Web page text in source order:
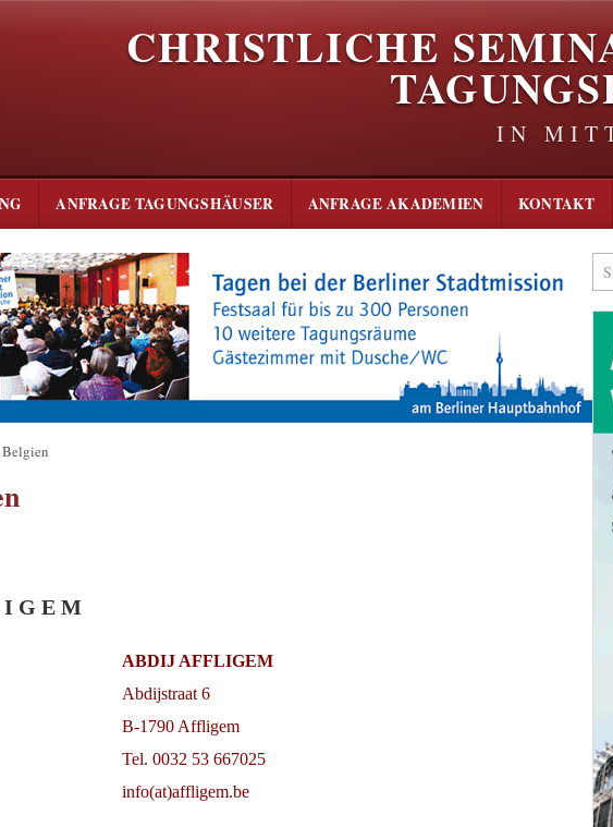
CHRISTLICHE
IN
ANFRAGE TAGUNGSHÄUSER ANFRAGE AKADEMIEN KONTAKT
Belgien
I G E M
ABDIJ AFFLIGEM
Abdijstraat 6
B-1790 Affligem
Tel. 0032 53 667025
info(at)affligem.be